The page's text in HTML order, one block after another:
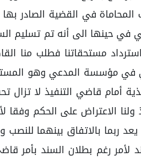
, وحيث أننا أوضحنا لفضيلة القاضي في حينها
مستحقاتنا فطلب منا
في مؤسسة المدعي وهو
أمام قاضي التنفيذ لا تزال
ولنا الاعتراض على الحكم
بالاتفاق بينهما للنصب
رغم بطلان السند بأمر